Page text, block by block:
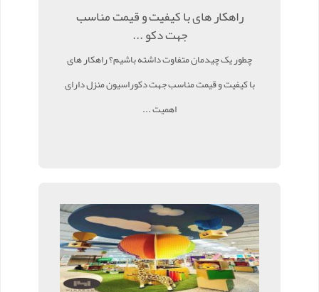
راهکار های با کیفیت و قیمت مناسب
جهت دکو ...
چطور یک چیدمان متفاوت داشته باشیم؟ راهکار های
با کیفیت و قیمت مناسب جهت دکوراسیون منزل دارای
اهمیت ...